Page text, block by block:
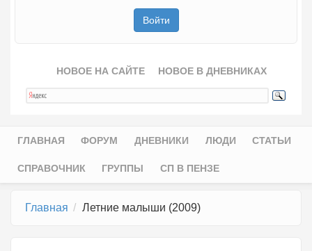
НОВОЕ НА САЙТЕ НОВОЕ В ДНЕВНИКАХ
Главное меню
ГЛАВНАЯ ФОРУМ ДНЕВНИКИ ЛЮДИ СТАТЬИ
СПРАВОЧНИК ГРУППЫ СП В ПЕНЗЕ
Главная Летние малыши (2009)